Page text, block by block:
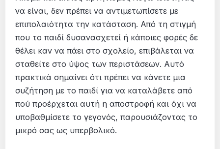
να είναι, δεν πρέπει να αντιμετωπίσετε με
επιπολαιότητα την κατάσταση. Από τη στιγμή
που το παιδί δυσανασχετεί ή κάποιες φορές δε
θέλει καν να πάει στο σχολείο, επιβάλεται να
σταθείτε στο ύψος των περιστάσεων. Αυτό
πρακτικά σημαίνει ότι πρέπει να κάνετε μια
συζήτηση με το παιδί για να καταλάβετε από
πού προέρχεται αυτή η αποστροφή και όχι να
υποβαθμίσετε το γεγονός, παρουσιάζοντας το
μικρό σας ως υπερβολικό.